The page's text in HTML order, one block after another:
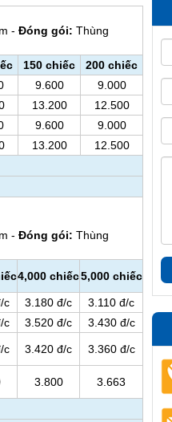
- Đóng gói: Thùng
150 chiếc
200 chiếc
9.600
9.000
13.200
12.500
9.600
9.000
13.200
12.500
- Đóng gói: Thùng
4,000 chiếc5,000 chiếc
c 3.180 đ/c
3.110 đ/c
c 3.520 đ/c
3.430 đ/c
c 3.420 đ/c
3.360 đ/c
3.800 3.663